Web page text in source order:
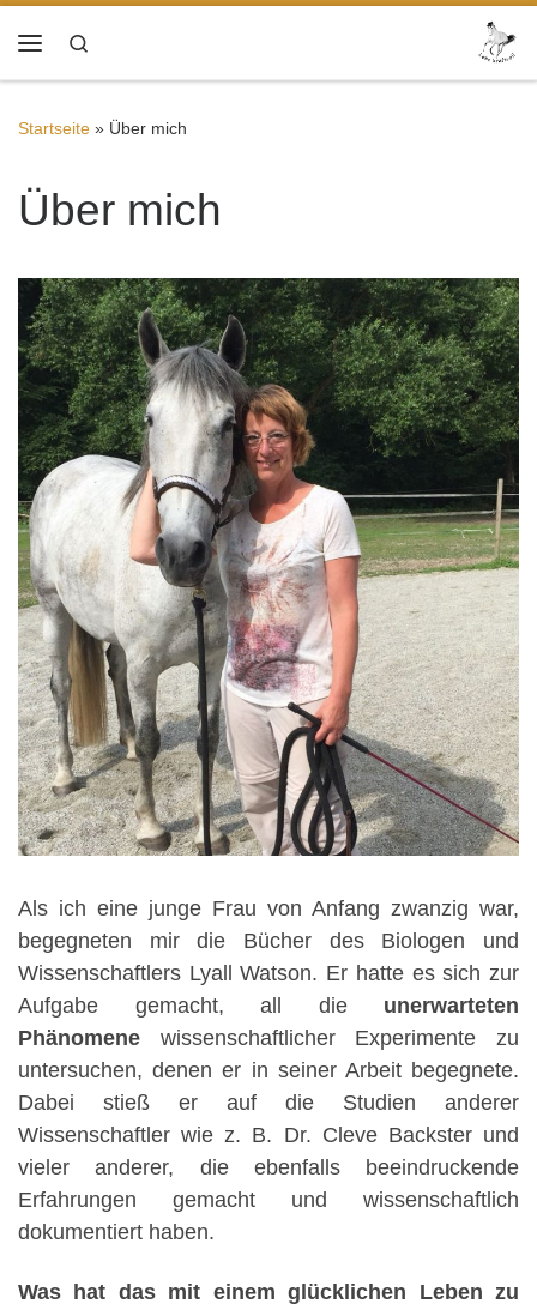
Zum Inhalt springen
Startseite » Über mich
Über mich
Als ich eine junge Frau von Anfang zwanzig war,
begegneten mir die Bücher des Biologen und
Wissenschaftlers Lyall Watson. Er hatte es sich zur
Aufgabe gemacht, all die unerwarteten
Phänomene wissenschaftlicher Experimente zu
untersuchen, denen er in seiner Arbeit begegnete.
Dabei stieß er auf die Studien anderer
Wissenschaftler wie z. B. Dr. Cleve Backster und
vieler anderer, die ebenfalls beeindruckende
Erfahrungen gemacht und wissenschaftlich
dokumentiert haben.
Was hat das mit einem glücklichen Leben zu